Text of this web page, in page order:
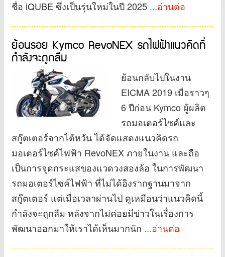
ชื่อ iQUBE ซึ่งเป็นรุ่นใหม่ในปี 2025 ...อ่านต่อ
ย้อนรอย Kymco RevoNEX รถไฟฟ้าแนวคิดที่
กำลังจะถูกลืม
ย้อนกลับไปในงาน
EICMA 2019 เมื่อราวๆ
6 ปีก่อน Kymco ผู้ผลิต
รถมอเตอร์ไซค์และ
สกู๊ตเตอร์จากไต้หวัน ได้จัดแสดงแนวคิดรถ
มอเตอร์ไซค์ไฟฟ้า RevoNEX ภายในงาน และถือ
เป็นการจุดกระแสของแวดวงสองล้อ ในการพัฒนา
รถมอเตอร์ไซค์ไฟฟ้า ที่ไม่ได้อิงรากฐานมาจาก
สกู๊ตเตอร์ แต่เมื่อเวลาผ่านไป ดูเหมือนว่าแนวคิดนี้
กำลังจะถูกลืม หลังจากไม่ค่อยมีข่าวในเรื่องการ
พัฒนาออกมาให้เราได้เห็นมากนัก ...อ่านต่อ